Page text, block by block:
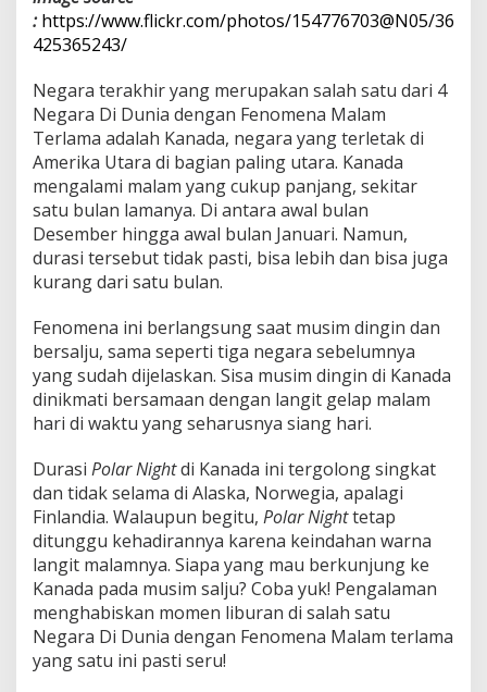
:https://www.flickr.com/photos/154776703@N05/36
425365243/
Negara terakhir yang merupakan salah satu dari 4
Negara Di Dunia dengan Fenomena Malam
Terlama adalah Kanada, negara yang terletak di
Amerika Utara di bagian paling utara. Kanada
mengalami malam yang cukup panjang, sekitar
satu bulan lamanya. Di antara awal bulan
Desember hingga awal bulan Januari. Namun,
durasi tersebut tidak pasti, bisa lebih dan bisa juga
kurang dari satu bulan.
Fenomena ini berlangsung saat musim dingin dan
bersalju, sama seperti tiga negara sebelumnya
yang sudah dijelaskan. Sisa musim dingin di Kanada
dinikmati bersamaan dengan langit gelap malam
hari di waktu yang seharusnya siang hari.
Durasi Polar Nightdi Kanada ini tergolong singkat
dan tidak selama di Alaska, Norwegia, apalagi
Finlandia. Walaupun begitu, Polar Nighttetap
ditunggu kehadirannya karena keindahan warna
langit malamnya. Siapa yang mau berkunjung ke
Kanada pada musim salju? Coba yuk! Pengalaman
menghabiskan momen liburan di salah satu
Negara Di Dunia dengan Fenomena Malam terlama
yang satu ini pasti seru!